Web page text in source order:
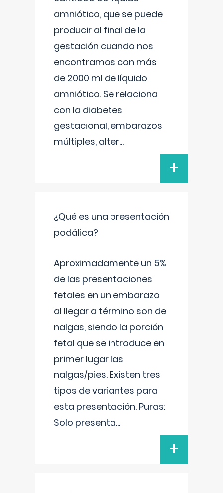
amniótico, que se puede
producir al final de la
gestación cuando nos
encontramos con más
de 2000 ml de líquido
amniótico. Se relaciona
con la diabetes
gestacional, embarazos
múltiples, alter...
+
¿Qué es una presentación
podálica?
Aproximadamente un 5%
de las presentaciones
fetales en un embarazo
al llegar a término son de
nalgas, siendo la porción
fetal que se introduce en
primer lugar las
nalgas/pies. Existen tres
tipos de variantes para
esta presentación. Puras:
Solo presenta...
+